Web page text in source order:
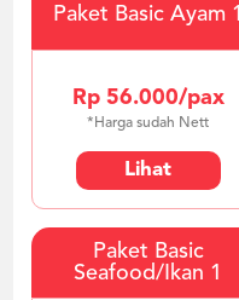
Paket Basic Ayam 1
Rp 56.000/pax
*Harga sudah Nett
Lihat
Paket Basic
Seafood/Ikan 1